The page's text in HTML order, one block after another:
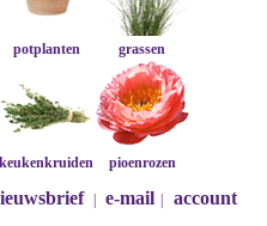
potplanten grassen
keukenkruiden pioenrozen
e-mail account